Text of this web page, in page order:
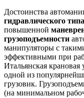
Достоинства
гидравлического типа
повышенной
грузоподъемности
манипуляторы с
эффективными при
Итальянская крановая
одной из
грузовик.
(на минимальном